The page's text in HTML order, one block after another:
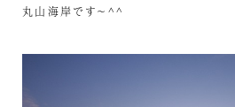
丸山海岸です～^^